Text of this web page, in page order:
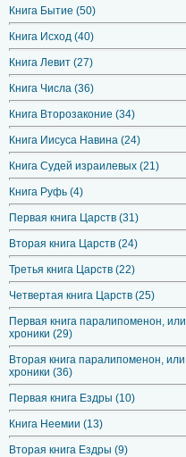
Книга Бытие (50)
Книга Исход (40)
Книга Левит (27)
Книга Числа (36)
Книга Второзаконие (34)
Книга Иисуса Навина (24)
Книга Судей израилевых (21)
Книга Руфь (4)
Первая книга Царств (31)
Вторая книга Царств (24)
Третья книга Царств (22)
Четвертая книга Царств (25)
Первая книга паралипоменон, или
хроники (29)
Вторая книга паралипоменон, или
хроники (36)
Первая книга Ездры (10)
Книга Неемии (13)
Вторая книга Ездры (9)